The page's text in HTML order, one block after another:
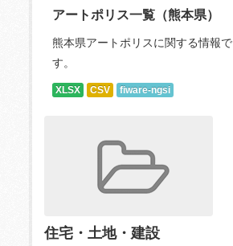
アートポリス一覧（熊本県）
熊本県アートポリスに関する情報で
す。
XLSX CSV fiware-ngsi
住宅・土地・建設